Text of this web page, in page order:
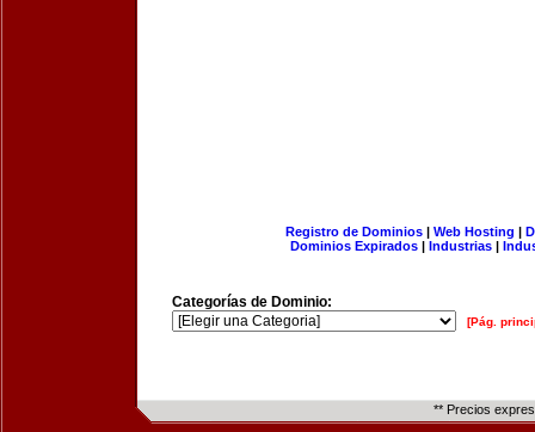
Registro de Dominios| Web Hosting |
Dominios Expirados | Industrias |
Categorías de Dominio:
[Pág.
** Precios